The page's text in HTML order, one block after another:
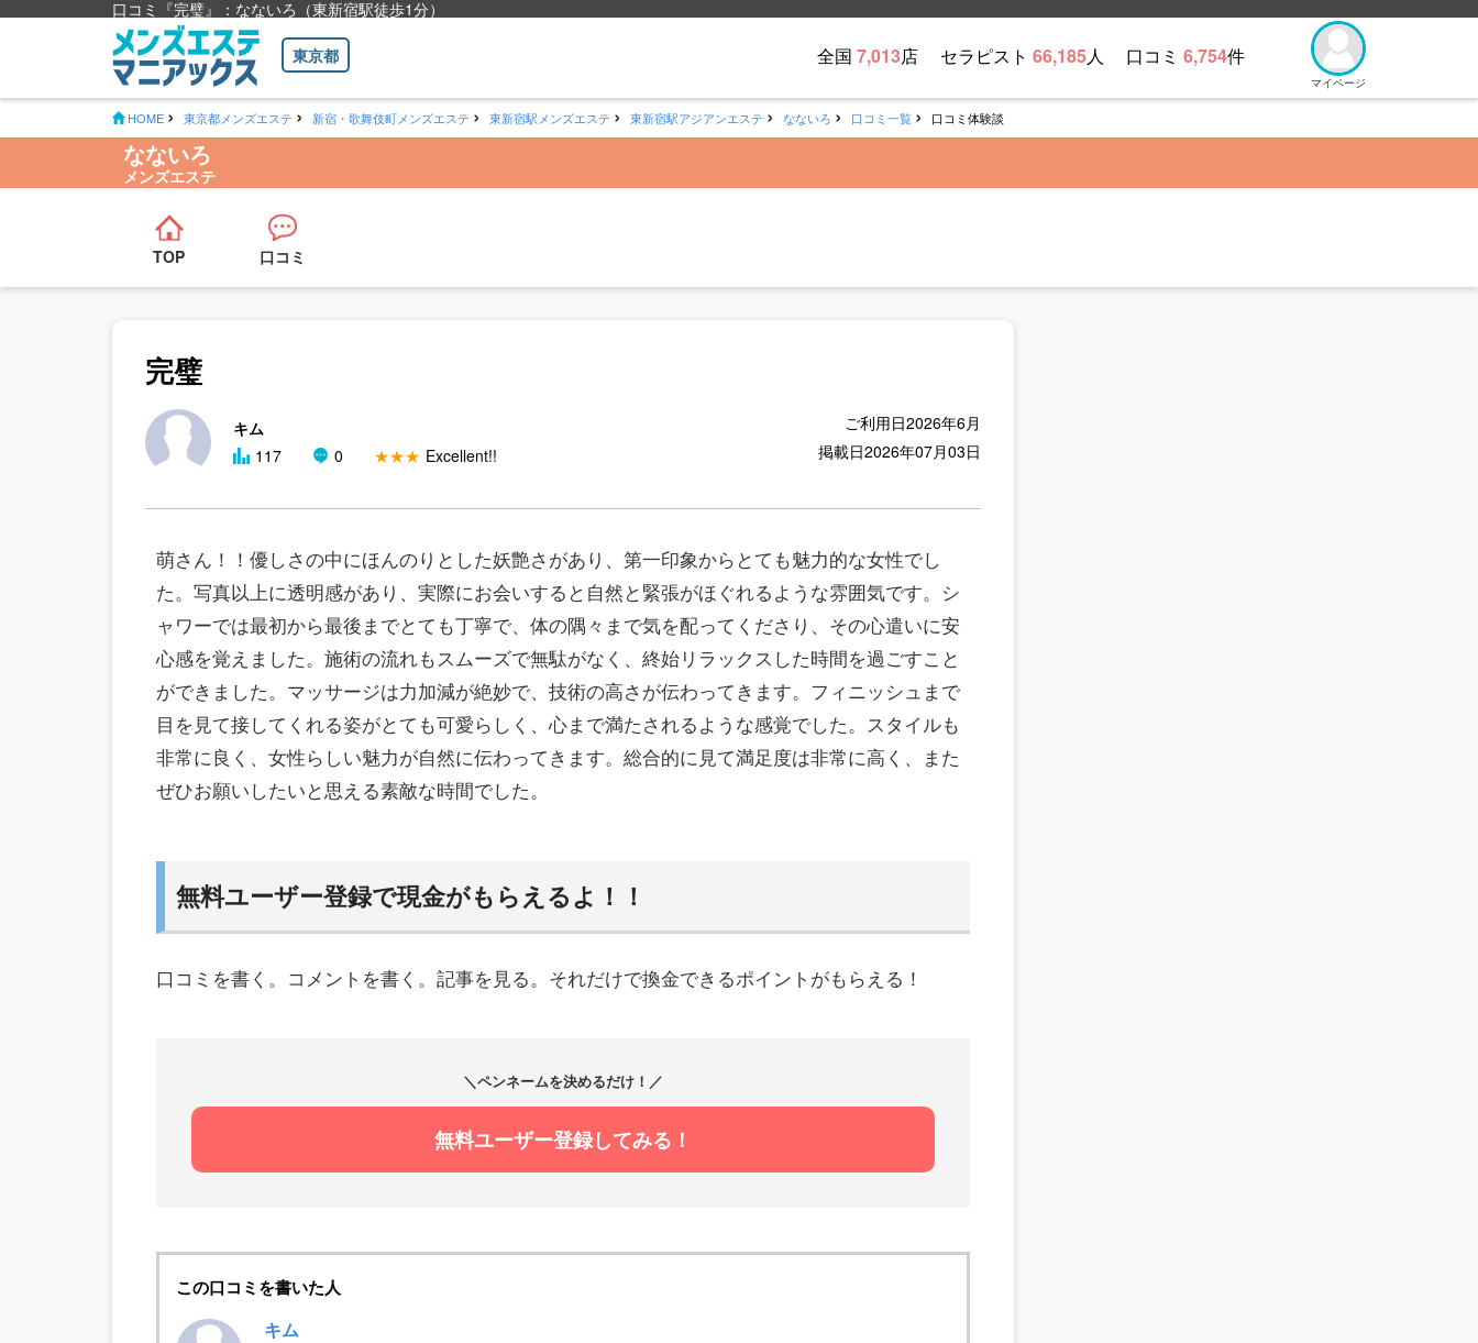
口コミ『完璧』：なないろ（東新宿駅徒歩1分）
東京都 全国 7,013店 セラピスト 66,185人 口コミ 6,754件
マイページ
HOME 東京都メンズエステ 新宿・歌舞伎町メンズエステ 東新宿駅メンズエステ 東新宿駅アジアンエステ なないろ 口コミ一覧 口コミ体験談
なないろ
メンズエステ
TOP 口コミ
完璧
キム
117
0 ★★★ Excellent!!
ご利用日2026年6月
掲載日2026年07月03日
萌さん！！優しさの中にほんのりとした妖艶さがあり、第一印象からとても魅力的な女性でし
た。写真以上に透明感があり、実際にお会いすると自然と緊張がほぐれるような雰囲気です。シ
ャワーでは最初から最後までとても丁寧で、体の隅々まで気を配ってくださり、その心遣いに安
心感を覚えました。施術の流れもスムーズで無駄がなく、終始リラックスした時間を過ごすこと
ができました。マッサージは力加減が絶妙で、技術の高さが伝わってきます。フィニッシュまで
目を見て接してくれる姿がとても可愛らしく、心まで満たされるような感覚でした。スタイルも
非常に良く、女性らしい魅力が自然に伝わってきます。総合的に見て満足度は非常に高く、また
ぜひお願いしたいと思える素敵な時間でした。
無料ユーザー登録で現金がもらえるよ！！
口コミを書く。コメントを書く。記事を見る。それだけで換金できるポイントがもらえる！
＼ペンネームを決めるだけ！／
無料ユーザー登録してみる！
この口コミを書いた人
キム